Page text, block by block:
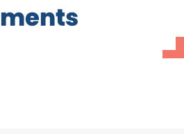
ments